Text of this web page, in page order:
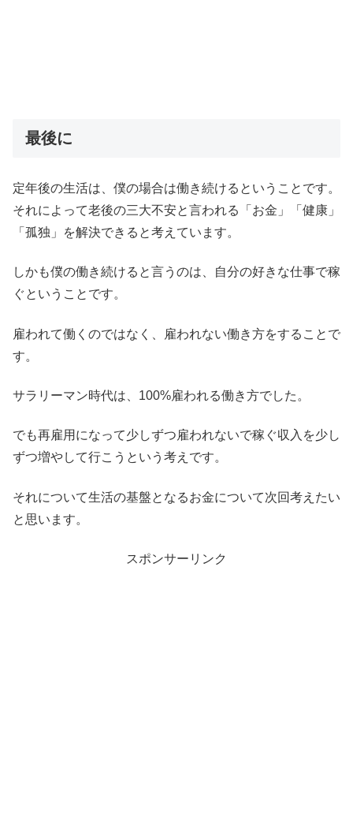
最後に
定年後の生活は、僕の場合は働き続けるということです。
それによって老後の三大不安と言われる「お金」「健康」
「孤独」を解決できると考えています。
しかも僕の働き続けると言うのは、自分の好きな仕事で稼
ぐということです。
雇われて働くのではなく、雇われない働き方をすることで
す。
サラリーマン時代は、100%雇われる働き方でした。
でも再雇用になって少しずつ雇われないで稼ぐ収入を少し
ずつ増やして行こうという考えです。
それについて生活の基盤となるお金について次回考えたい
と思います。
スポンサーリンク